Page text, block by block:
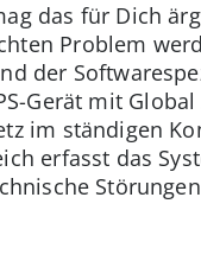
das für Dich
Problem
der
Gerät mit
im ständigen
erfasst das